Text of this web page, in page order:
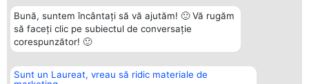
Bună, suntem încântați să vă ajutăm! 🙂 Vă rugăm
să faceți clic pe subiectul de conversație
corespunzător! 🙂
Sunt un Laureat, vreau să ridic materiale de
Organizator Ranking Plebiscyt Contact